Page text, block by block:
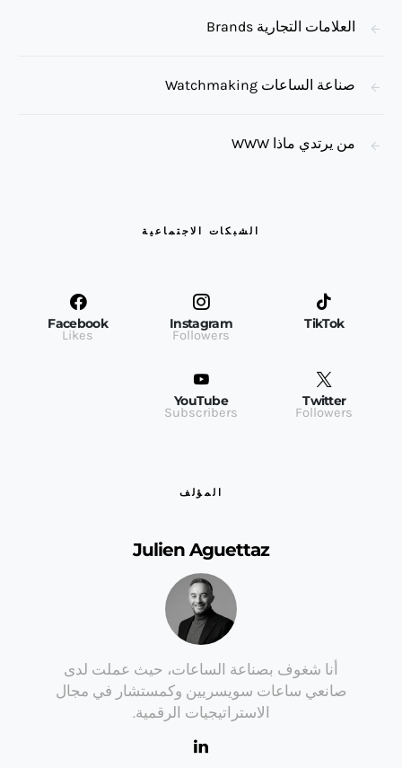
العلامات التجارية Brands
صناعة الساعات Watchmaking
من يرتدي ماذا WWW
الشبكات الاجتماعية
TikTok
Instagram
Followers
Facebook
Likes
Twitter
Followers
YouTube
Subscribers
المؤلف
Julien Aguettaz
أنا شغوف بصناعة الساعات، حيث عملت لدى
صانعي ساعات سويسريين وكمستشار في مجال
الاستراتيجيات الرقمية.